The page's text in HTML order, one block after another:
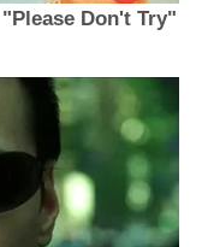
Don't Try"